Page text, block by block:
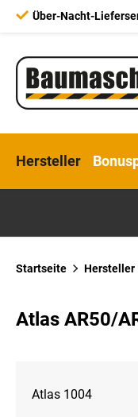
Über-Nacht-
Hersteller
Startseite Hersteller
Atlas AR50/
Atlas 1004